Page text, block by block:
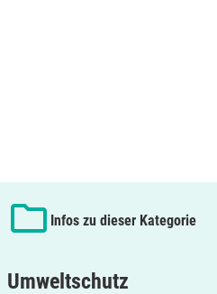
Infos zu dieser Kategorie
Umweltschutz